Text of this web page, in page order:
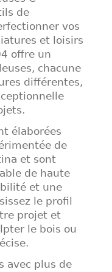
de
vos
et loisirs
offre un
chacune
différentes,
élaborées
de
et sont
de haute
et une
le profil
projet et
le bois ou
avec plus de